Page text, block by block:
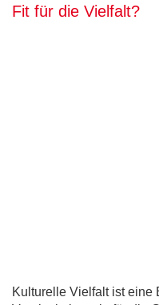
Fit für die Vielfalt?
Kulturelle Vielfalt ist eine